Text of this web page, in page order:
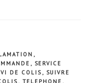
,
, SERVICE
DE COLIS, SUIVRE
, TELEPHONE ,